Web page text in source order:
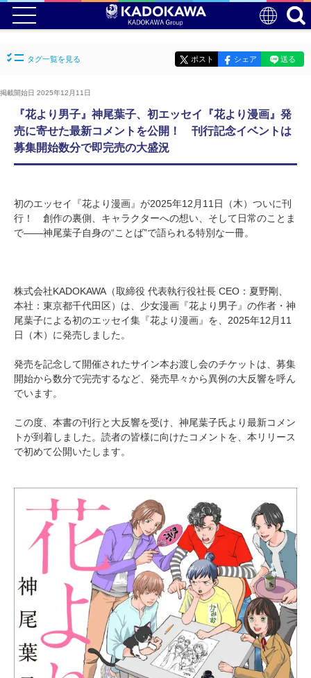
タグ一覧を見る ポスト シェア 送る
掲載開始日 2025年12月11日
『花より男子』神尾葉子、初エッセイ『花より漫画』発
売に寄せた最新コメントを公開！ 刊行記念イベントは
募集開始数分で即完売の大盛況
初のエッセイ『花より漫画』が2025年12月11日（木）ついに刊
行！ 創作の裏側、キャラクターへの想い、そして日常のことま
で――神尾葉子自身の“ことば”で語られる特別な一冊。
株式会社KADOKAWA（取締役 代表執行役社長 CEO：夏野剛、
本社：東京都千代田区）は、少女漫画『花より男子』の作者・神
尾葉子による初のエッセイ集『花より漫画』を、2025年12月11
日（木）に発売しました。
発売を記念して開催されたサイン本お渡し会のチケットは、募集
開始から数分で完売するなど、発売早々から異例の大反響を呼ん
でいます。
この度、本書の刊行と大反響を受け、神尾葉子氏より最新コメン
トが到着しました。読者の皆様に向けたコメントを、本リリース
で初めて公開いたします。